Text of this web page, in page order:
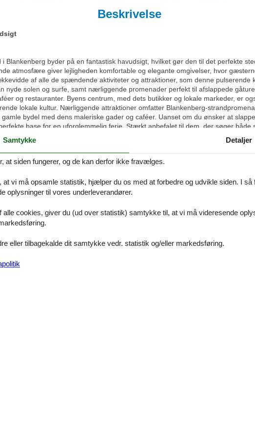
Beskrivelse
Blankenberg byder på en fantastisk havudsigt, hvilket gør den til det perfekte
atmosfære giver lejligheden komfortable og elegante omgivelser, hvor
af alle de spændende aktiviteter og attraktioner, som denne pulserende
nyde solen og surfe, samt nærliggende promenader perfekt til afslappede
og restauranter. Byens centrum, med dets butikker og lokale markeder, er
lokale kultur. Nærliggende attraktioner omfatter Blankenberg-
bydel med dens maleriske gader og caféer. Uanset om du ønsker at
base for en uforglemmelig ferie. Stærkt anbefalet til dem, der søger både
spisebord, sofahjørne, DVD-afspiller, radio, CD-afspiller),
, køle-fryseskab), soveværelse(køjeseng(180 x 200 cm)),
Fjernsyn, badekar eller bruser, håndvask), badeværelse(bruser, håndvask),
strygebræt, strygejern
ikke ud til ungdomsgrupper Parkeringsforhold er forskellig fra by til by. Det kan
er strengt forbudt at afholde studenterfest, polterabend eller fest med stort
This place is a gem! The kitchen was well-equipped,
Samtykke Detaljer
at siden fungerer, og de kan derfor ikke fravælges.
vi må opsamle statistik, hjælper du os med at forbedre og udvikle siden. I så
oplysninger til vores underleverandører.
alle cookies, giver du (ud over statistik) samtykke til, at vi må videresende
eller tilbagekalde dit samtykke vedr. statistik og/eller markedsføring.